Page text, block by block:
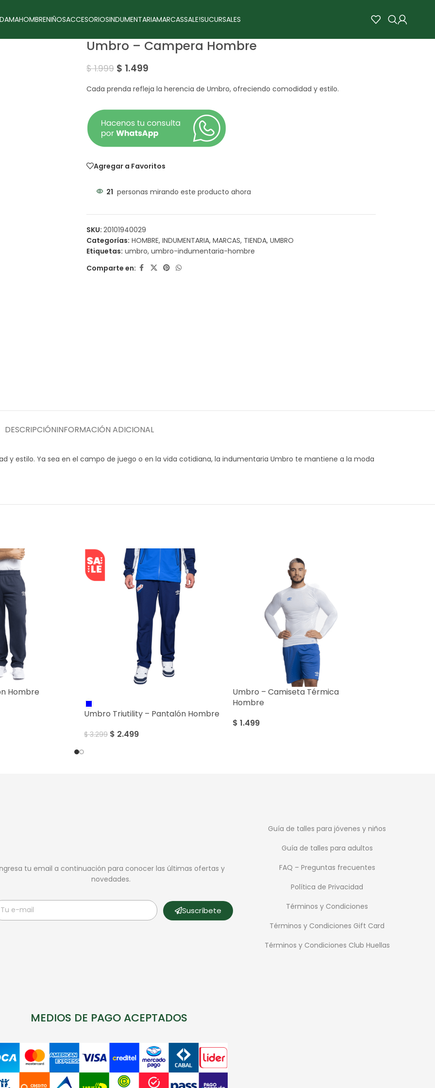
DAMAHOMBRENIÑOSACCESORIOSINDUMENTARIAMARCASSALE!SUCURSALES
Umbro – Campera Hombre
$1.999 $ 1.499
Cada prenda refleja la herencia de Umbro, ofreciendo comodidad y estilo.
Agregar a Favoritos
21 personas mirando este producto ahora
SKU: 20101940029
Categorías: HOMBRE, INDUMENTARIA, MARCAS, TIENDA, UMBRO
Etiquetas: umbro, umbro-indumentaria-hombre
Comparte en:
DESCRIPCIÓNINFORMACIÓN ADICIONAL
y estilo. Ya sea en el campo de juego o en la vida cotidiana, la indumentaria Umbro te mantiene a la moda
Hombre
Umbro Triutility – Pantalón Hombre
$3.299 $ 2.499
Umbro – Camiseta Térmica
Hombre
$ 1.499
tu email a continuación para conocer las últimas ofertas y
novedades.
Suscríbete
Guía de talles para jóvenes y niños
Guía de talles para adultos
FAQ – Preguntas frecuentes
Política de Privacidad
Términos y Condiciones
Términos y Condiciones Gift Card
Términos y Condiciones Club Huellas
MEDIOS DE PAGO ACEPTADOS